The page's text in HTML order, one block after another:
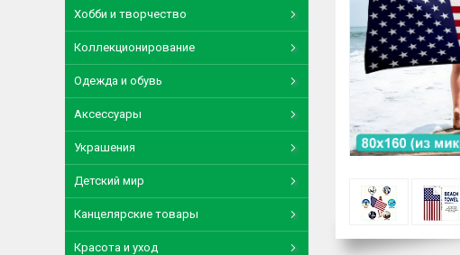
Хобби и творчество
Коллекционирование
Одежда и обувь
Аксессуары
Украшения
Детский мир
Канцелярские товары
Красота и уход